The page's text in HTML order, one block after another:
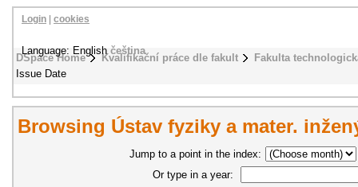
DSpace Home Kvalifikační práce dle fakult
Fakulta
Issue Date
Login cookies
Language: Englishčeština
Browsing Ústav fyziky a mater.
Jump to a point in the index:
Or type in a year: